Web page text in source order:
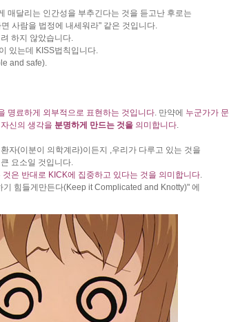
매달리는 인간성을 부추긴다는 것을 듣고난 후로는
사람을 법정에 내세워라" 같은 것입니다.
하지 않았습니다.
있는데 KISS법칙입니다.
and safe).
명료하게 외부적으로 표현하는 것입니다. 만약에 누군가가 문
신의 생각을 분명하게 만드는 것을 의미합니다.
자(이분이 의학계라)이든지 ,우리가 다루고 있는 것을
요소일 것입니다.
은 반대로 KICK에 집중하고 있다는 것을 의미합니다.
힘들게만든다(Keep it Complicated and Knotty)" 에